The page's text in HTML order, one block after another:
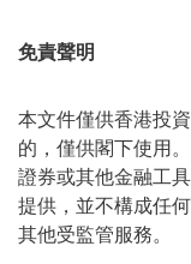
免責聲明
本文件僅供香港投
的，僅供閣下使用
證券或其他金融工
提供，並不構成任
其他受監管服務。